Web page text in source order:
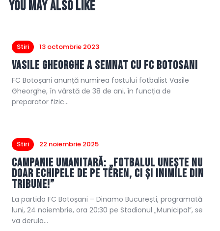
You May Also Like
Stiri 13 octombrie 2023
Vasile Gheorghe a semnat cu FC Botosani
FC Botoșani anunță numirea fostului fotbalist Vasile
Gheorghe, în vârstă de 38 de ani, în funcția de
preparator fizic…
Stiri 22 noiembrie 2025
Campanie umanitară: „Fotbalul unește nu
doar echipele de pe teren, ci și inimile din
tribune!”
La partida FC Botoșani – Dinamo București, programată
luni, 24 noiembrie, ora 20:30 pe Stadionul „Municipal”, se
va derula…